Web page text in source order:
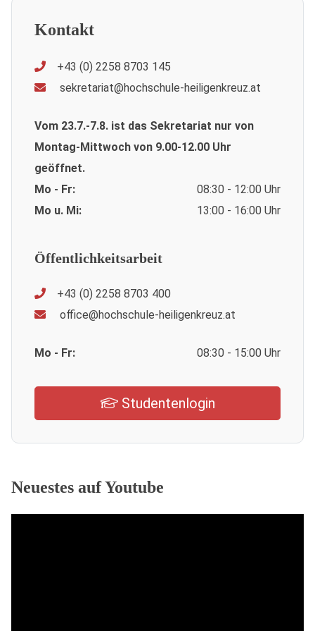
Kontakt
+43 (0) 2258 8703 145
sekretariat@hochschule-heiligenkreuz.at
Vom 23.7.-7.8. ist das Sekretariat nur von
Montag-Mittwoch von 9.00-12.00 Uhr
geöffnet.
Mo - Fr:
08:30 - 12:00 Uhr
Mo u. Mi:
13:00 - 16:00 Uhr
Öffentlichkeitsarbeit
+43 (0) 2258 8703 400
office@hochschule-heiligenkreuz.at
Mo - Fr: 08:30 - 15:00 Uhr
Studentenlogin
Neuestes auf Youtube